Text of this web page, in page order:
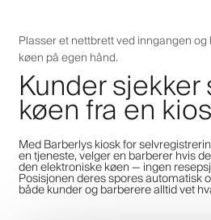
Plasser et nettbrett ved inngangen
køen på egen hånd.
Kunder sjekker
køen fra en
Med Barberlys kiosk for
en tjeneste, velger en barberer hvis
den elektroniske køen — ingen
Posisjonen deres spores automatisk
både kunder og barberere alltid vet